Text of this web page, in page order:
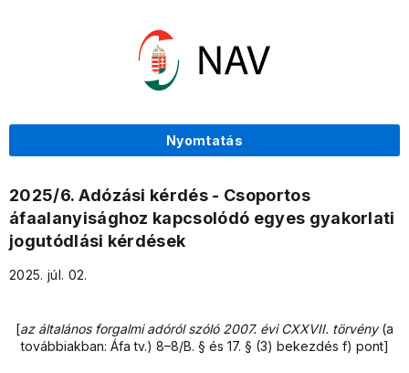
Nyomtatás
2025/6. Adózási kérdés - Csoportos
áfaalanyisághoz kapcsolódó egyes gyakorlati
jogutódlási kérdések
2025. júl. 02.
[az általános forgalmi adóról szóló 2007. évi CXXVII. törvény(a
továbbiakban: Áfa tv.) 8–8/B. § és 17. § (3) bekezdés f) pont]